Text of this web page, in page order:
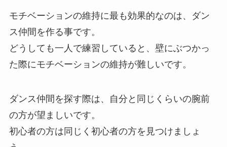
モチベーションの維持に最も効果的なのは、ダン
ス仲間を作る事です。
どうしても一人で練習していると、壁にぶつかっ
た際にモチベーションの維持が難しいです。
ダンス仲間を探す際は、自分と同じくらいの腕前
の方が望ましいです。
初心者の方は同じく初心者の方を見つけましょ